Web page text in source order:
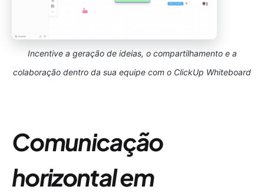
Incentive a geração de ideias, o compartilhamento e a
colaboração dentro da sua equipe com o ClickUp Whiteboard
Comunicação
horizontal em